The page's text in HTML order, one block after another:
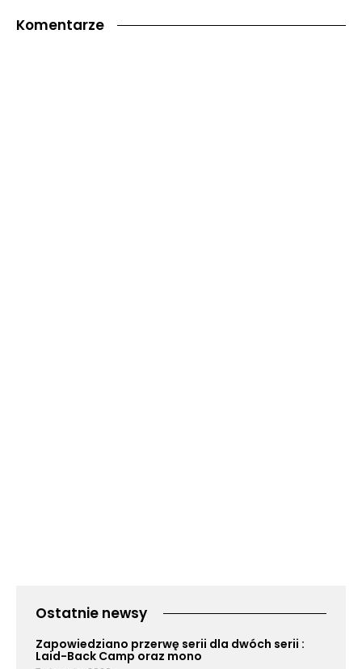
Komentarze
Ostatnie newsy
Zapowiedziano przerwę serii dla dwóch serii :
Laid-Back Camp oraz mono